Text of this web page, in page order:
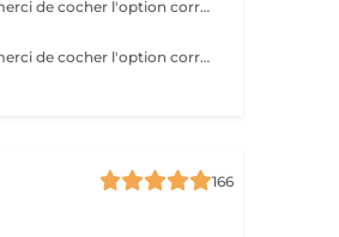
Si vous souhaitez laver os cheveux, merci de cocher l'option correspondante dans les prestations et combiner avec la coiffure selon ce qui est disponible. merci de contacter le salon pour vérifier la disponibilité des cheveux. Important: cheveux sans tresse ni noeuds à l'arrivée; tout noeuds ou tressage entraîne l'annulation et 50% de la prestation est retenu. Toute arrivée retardée de 15-30 minutes ou plus entraînera l'annulation automatique du rendez-vous.
Si vous souhaitez laver os cheveux, merci de cocher l'option correspondante dans les prestations et combiner avec la coiffure selon ce qui est disponible. merci de contacter le salon pour vérifier la disponibilité des cheveux. Important: cheveux sans tresse ni noeuds à l'arrivée; tout noeuds ou tressage entraîne l'annulation et 50% de la prestation est retenu. Toute arrivée retardée de 15-30 minutes ou plus entraînera l'annulation automatique du rendez-vous.
166